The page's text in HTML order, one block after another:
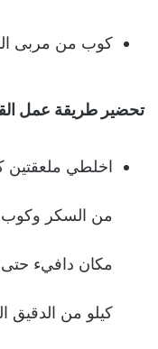
كوب من مربى
تحضير طريقة عمل
اخلطي ملعقتين
من السكر وكوب
مكان دافيء
كيلو من الدقيق